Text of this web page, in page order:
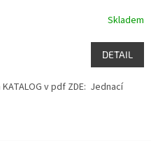
Skladem
DETAIL
v pdf ZDE: Jednací